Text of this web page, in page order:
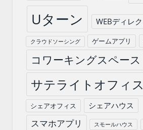
Uターン WEBディレ
クラウドソーシング ゲームアプリ
コワーキングスペース
サテライトオフィス
シェアオフィス シェアハウス
スマホアプリ スモールハウス